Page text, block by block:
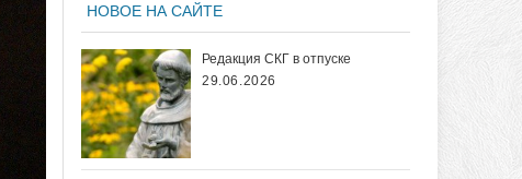
НОВОЕ НА САЙТЕ
Редакция СКГ в отпуске
29.06.2026